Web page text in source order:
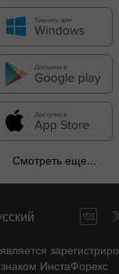
Смотреть еще...
является
знаком ИнстаФорекс